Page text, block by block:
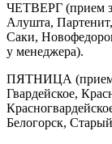
ЧЕТВЕРГ (прием
Алушта,
Саки,
у менеджера).
ПЯТНИЦА (прием
Гвардейское,
Белогорск,